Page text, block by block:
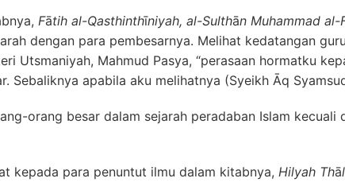
Fātih al-Qasthinthīniyah, al-Sulthān Muhammad al-
dengan para pembesarnya. Melihat kedatangan
Utsmaniyah, Mahmud Pasya, “perasaan hormatku
Sebaliknya apabila aku melihatnya (Syeikh Āq
orang besar dalam sejarah peradaban Islam
kepada para penuntut ilmu dalam kitabnya, Hilyah Thā